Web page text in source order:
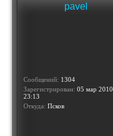
pavel
Сообщений: 1304
Зарегистрирован: 05 мар 2010,
23:13
Откуда: Псков